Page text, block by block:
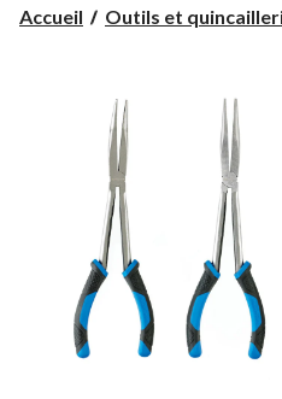
Accueil Outils et